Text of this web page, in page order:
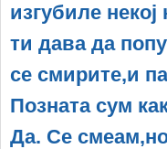
изгубиле
ти дава да
се смирите,и
Позната сум
Да. Се